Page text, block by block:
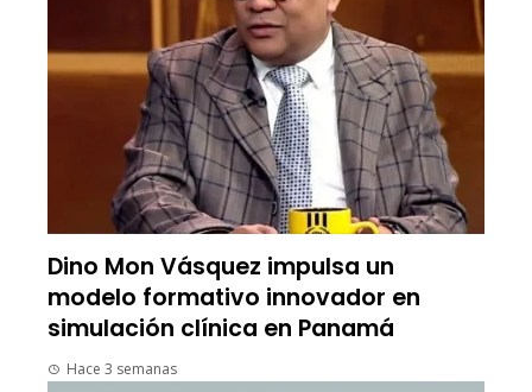
Dino Mon Vásquez impulsa un
modelo formativo innovador en
simulación clínica en Panamá
Hace 3 semanas